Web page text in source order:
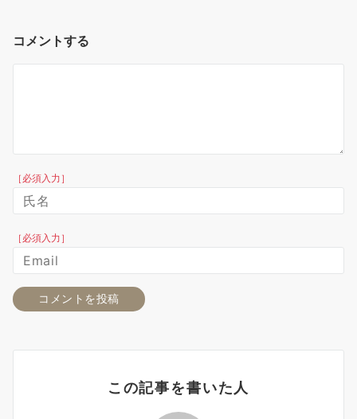
コメントする
［必須入力］
［必須入力］
この記事を書いた人